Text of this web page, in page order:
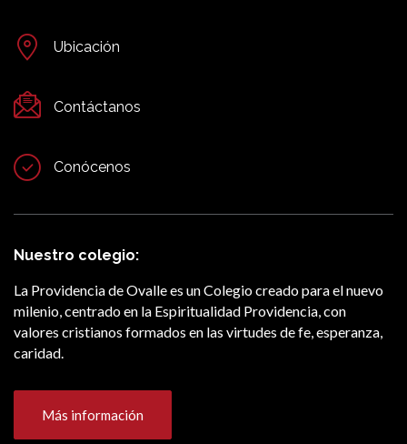
Ubicación
Contáctanos
Conócenos
Nuestro colegio:
La Providencia de Ovalle es un Colegio creado para el nuevo
milenio, centrado en la Espiritualidad Providencia, con
valores cristianos formados en las virtudes de fe, esperanza,
caridad.
Más información